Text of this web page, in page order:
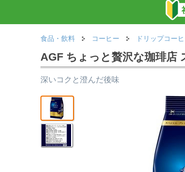
食品・飲料 コーヒー ドリップコー
AGF ちょっと贅沢な珈琲店
深いコクと澄んだ後味